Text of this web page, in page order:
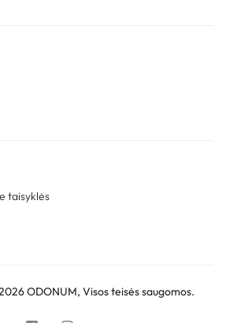
taisyklės
ODONUM, Visos teisės saugomos.